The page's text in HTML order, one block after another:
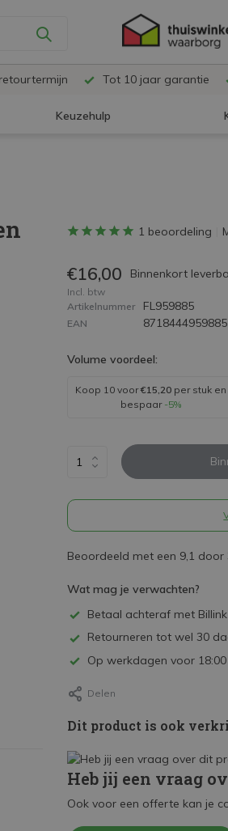
Tot 10 jaar garantie
Keuzehulp
1 beoordeling
€16,00 Binnenkort
Incl. btw
Artikelnummer
FL959885
EAN 8718444959885
Volume voordeel:
Koop 10 voor€15,20 per stuk en
bespaar -5%
Beoordeeld met een 9,1 door
Wat mag je verwachten?
Betaal achteraf met Billink
Retourneren tot wel 30
Op werkdagen voor
Delen
Dit product is ook
Heb jij een vraag
Ook voor een offerte kan je